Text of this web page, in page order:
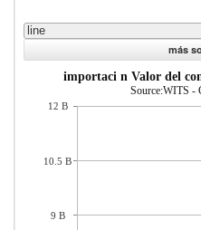
line
más
importaci n Valor del
Source:WITS -
12 B
10.5 B
9 B